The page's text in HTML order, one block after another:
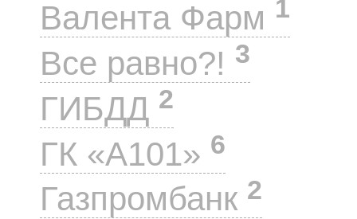
Валента Фарм 1
Все равно?! 3
ГИБДД 2
ГК «А101» 6
Газпромбанк 2